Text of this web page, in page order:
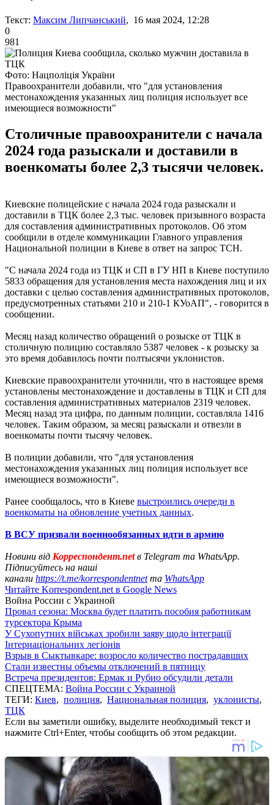
Текст: Максим Липчанський, 16 мая 2024, 12:28
0
981
Фото: Нацполіція України
Правоохранители добавили, что "для установления
местонахождения указанных лиц полиция использует все
имеющиеся возможности"
Столичные правоохранители с начала
2024 года разыскали и доставили в
военкоматы более 2,3 тысячи человек.
Киевские полицейские с начала 2024 года разыскали и
доставили в ТЦК более 2,3 тыс. человек призывного возраста
для составления административных протоколов. Об этом
сообщили в отделе коммуникации Главного управления
Национальной полиции в Киеве в ответ на запрос ТСН.
"С начала 2024 года из ТЦК и СП в ГУ НП в Киеве поступило
5833 обращения для установления места нахождения лиц и их
доставки с целью составления административных протоколов,
предусмотренных статьями 210 и 210-1 КУоАП", - говорится в
сообщении.
Месяц назад количество обращений о розыске от ТЦК в
столичную полицию составляло 5387 человек - к розыску за
это время добавилось почти полтысячи уклонистов.
Киевские правоохранители уточнили, что в настоящее время
установлены местонахождение и доставлены в ТЦК и СП для
составления административных материалов 2319 человек.
Месяц назад эта цифра, по данным полиции, составляла 1416
человек. Таким образом, за месяц разыскали и отвезли в
военкоматы почти тысячу человек.
В полиции добавили, что "для установления
местонахождения указанных лиц полиция использует все
имеющиеся возможности".
Ранее сообщалось, что в Киеве выстроились очереди в
военкоматы на обновление учетных данных.
В ВСУ призвали военнообязанных идти в армию
Новини від Корреспондент.netв Telegram та WhatsApp.
Підписуйтесь на наші
канали https://t.me/korrespondentnetта WhatsApp
Читайте Korrespondent.net в Google News
Война России с Украиной
Провал сезона: Москва будет платить пособия работникам
турсектора Крыма
У Сухопутних військах зробили заяву щодо інтеграції
Інтернаціональних легіонів
Взрыв в Сыктывкаре: возросло количество пострадавших
Стали известны объемы отключений в пятницу
Встреча президентов: Ермак и Рубио обсудили детали
СПЕЦТЕМА: Война России с Украиной
ТЕГИ: Киев, полиция, Национальная полиция, уклонисты,
ТЦК
Если вы заметили ошибку, выделите необходимый текст и
нажмите Ctrl+Enter, чтобы сообщить об этом редакции.